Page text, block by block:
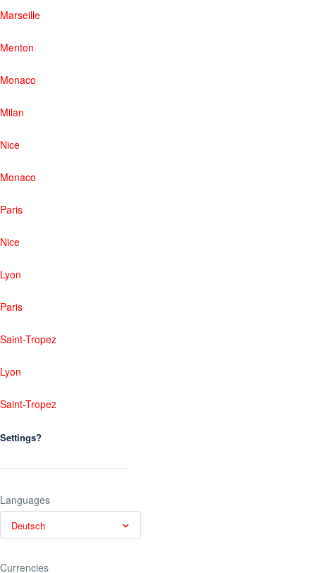
Marseille
Menton
Monaco
Milan
Nice
Monaco
Paris
Nice
Lyon
Paris
Saint-Tropez
Lyon
Saint-Tropez
Settings?
Languages
Deutsch
Currencies